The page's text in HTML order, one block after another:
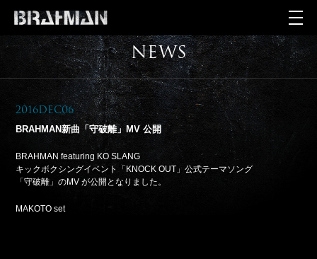
NEWS
2016Dec06
BRAHMAN新曲「守破離」MV 公開
BRAHMAN featuring KO SLANG
キックボクシングイベント「KNOCK OUT」公式テーマソング
「守破離」のMV が公開となりました。
MAKOTO set